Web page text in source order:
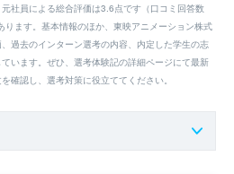
社員による総合評価は3.6点です（口コミ回答数
ます。基本情報のほか、東映アニメーション株式
過去のインターン選考の内容、内定した学生の志
います。ぜひ、選考体験記の詳細ページにて最新
確認し、選考対策に役立ててください。